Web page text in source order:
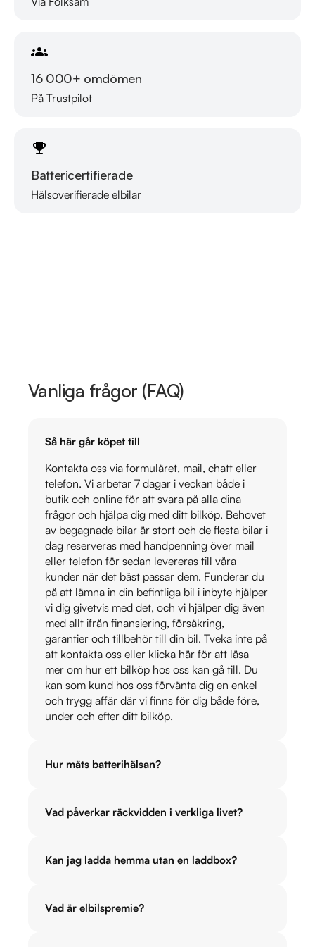
16 000+ omdömen
På Trustpilot
Battericertifierade
Hälsoverifierade elbilar
Läs mer om oss
Vanliga frågor (FAQ)
Så här går köpet till
Kontakta oss via formuläret, mail, chatt eller
telefon. Vi arbetar 7 dagar i veckan både i
butik och online för att svara på alla dina
frågor och hjälpa dig med ditt bilköp. Behovet
av begagnade bilar är stort och de flesta bilar i
dag reserveras med handpenning över mail
eller telefon för sedan levereras till våra
kunder när det bäst passar dem. Funderar du
på att lämna in din befintliga bil i inbyte hjälper
vi dig givetvis med det, och vi hjälper dig även
med allt ifrån finansiering, försäkring,
garantier och tillbehör till din bil. Tveka inte på
att kontakta oss eller klicka här för att läsa
mer om hur ett bilköp hos oss kan gå till. Du
kan som kund hos oss förvänta dig en enkel
och trygg affär där vi finns för dig både före,
under och efter ditt bilköp.
Hur mäts batterihälsan?
Vad påverkar räckvidden i verkliga livet?
Kan jag ladda hemma utan en laddbox?
Vad är elbilspremie?